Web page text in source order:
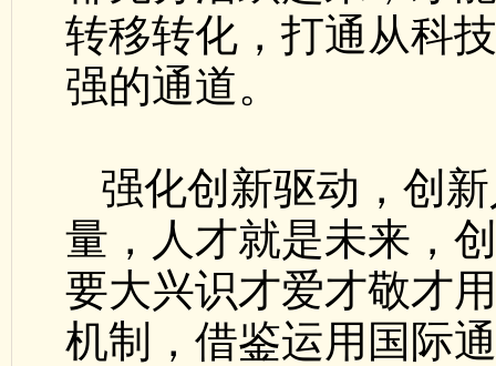
转移转化，打通从科
强的通道。
强化创新驱动，创
量，人才就是未来，
要大兴识才爱才敬才
机制，借鉴运用国际